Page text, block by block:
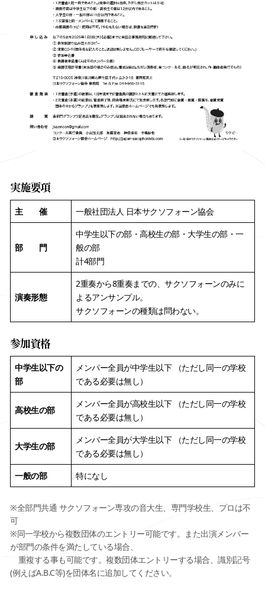
実施要項
主 催 一般社団法人 日本サクソフォーン協会
部 門
中学生以下の部・高校生の部・大学生の部・一
般の部
計4部門
演奏形態
2重奏から8重奏までの、サクソフォーンのみに
よるアンサンプル。
サクソフォーンの種類は問わない。
参加資格
中学生以下の
部
メンパー全員が中学生以下 （ただし同一の学校
である必要は無し）
高校生の部
メンバー全員が高校生以下 （ただし同一の学校
である必要は無し）
大学生の部
メンバー全員が大学生以下 （ただし同一の学校
である必要は無し）
一般の部
特になし
※全部門共通 サクソフォーン専攻の音大生、専門学校生、プロは不
可
※同一学校から複数団体のエントリー可能です。また出演メンバー
が部門の条件を満たしている場合、
重複する事も可能です。複数団体エントリーする場合、識別記号
(例えばA.B.C等)を団体名に追加してください。